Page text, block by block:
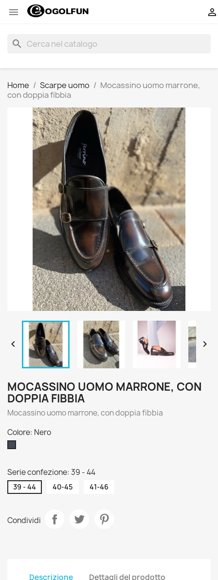
 
search
Home Scarpe uomo
Mocassino uomo marrone,
con doppia fibbia
 
MOCASSINO UOMO MARRONE, CON
DOPPIA FIBBIA
Mocassino uomo marrone, con doppia fibbia
Colore: Nero
Serie confezione: 39 - 44
39 - 44 40-45 41-46
Condividi
Descrizione Dettagli del prodotto